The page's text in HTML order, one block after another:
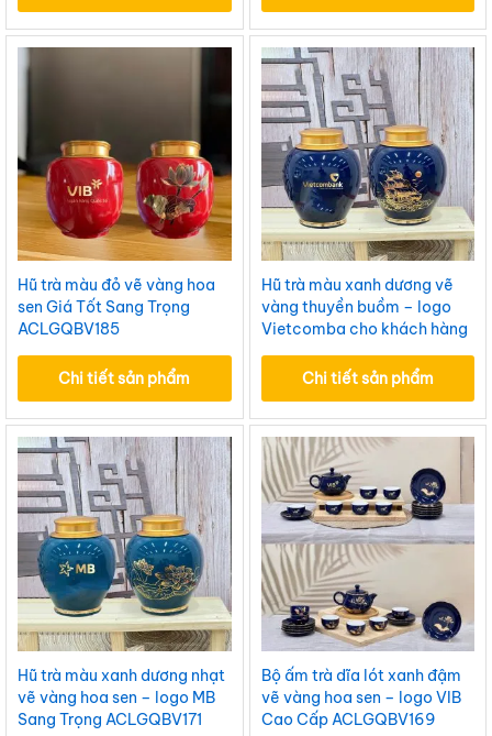
Hũ trà màu đỏ vẽ vàng hoa
sen Giá Tốt Sang Trọng
ACLGQBV185
Chi tiết sản phẩm
Hũ trà màu xanh dương vẽ
vàng thuyền buồm – logo
Vietcomba cho khách hàng
ACLGQBV178
Chi tiết sản phẩm
Hũ trà màu xanh dương nhạt
vẽ vàng hoa sen – logo MB
Sang Trọng ACLGQBV171
Bộ ấm trà dĩa lót xanh đậm
vẽ vàng hoa sen – logo VIB
Cao Cấp ACLGQBV169